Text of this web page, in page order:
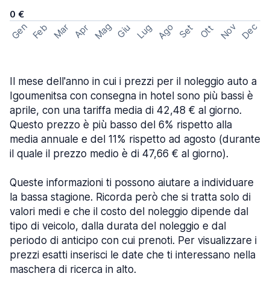
0 €
Gen Feb Mar Apr Mag Giu Lug Ago Set Ott Nov Dec
Il mese dell'anno in cui i prezzi per il noleggio auto a
Igoumenitsa con consegna in hotel sono più bassi è
aprile, con una tariffa media di 42,48 € al giorno.
Questo prezzo è più basso del 6% rispetto alla
media annuale e del 11% rispetto ad agosto (durante
il quale il prezzo medio è di 47,66 € al giorno).
Queste informazioni ti possono aiutare a individuare
la bassa stagione. Ricorda però che si tratta solo di
valori medi e che il costo del noleggio dipende dal
tipo di veicolo, dalla durata del noleggio e dal
periodo di anticipo con cui prenoti. Per visualizzare i
prezzi esatti inserisci le date che ti interessano nella
maschera di ricerca in alto.